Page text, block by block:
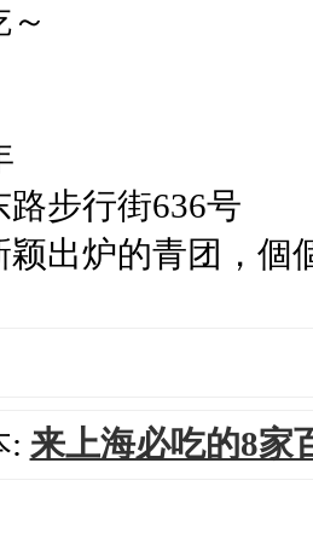
步行街636号
颖出炉的青团，個
: 来上海必吃的8家